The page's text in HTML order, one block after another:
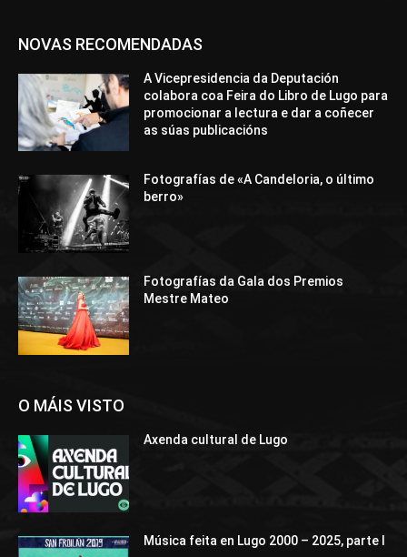
NOVAS RECOMENDADAS
A Vicepresidencia da Deputación
colabora coa Feira do Libro de Lugo para
promocionar a lectura e dar a coñecer
as súas publicacións
Fotografías de «A Candeloria, o último
berro»
Fotografías da Gala dos Premios
Mestre Mateo
O MÁIS VISTO
Axenda cultural de Lugo
Música feita en Lugo 2000 – 2025, parte I